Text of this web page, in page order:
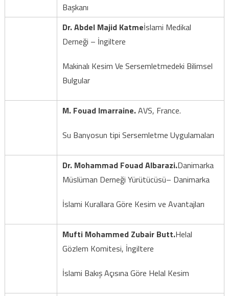
Başkanı
Dr. Abdel Majid Katmeİslami Medikal
Derneği – İngiltere
Makinalı Kesim Ve Sersemletmedeki Bilimsel
Bulgular
M. Fouad Imarraine.AVS, France.
Su Banyosun tipi Sersemletme Uygulamaları
Dr. Mohammad Fouad Albarazi.Danimarka
Müslüman Derneği Yürütücüsü– Danimarka
İslami Kurallara Göre Kesim ve Avantajları
Mufti Mohammed Zubair Butt.Helal
Gözlem Komitesi, İngiltere
İslami Bakış Açısına Göre Helal Kesim